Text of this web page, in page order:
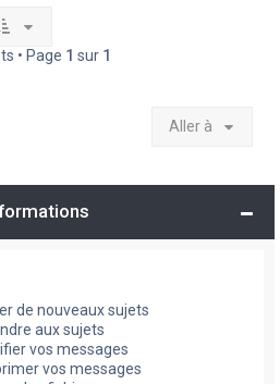
• Page 1 sur 1
Aller à
de nouveaux sujets
aux sujets
vos messages
vos messages